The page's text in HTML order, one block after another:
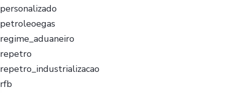
personalizado
petroleoegas
regime_aduaneiro
repetro
repetro_industrializacao
rfb